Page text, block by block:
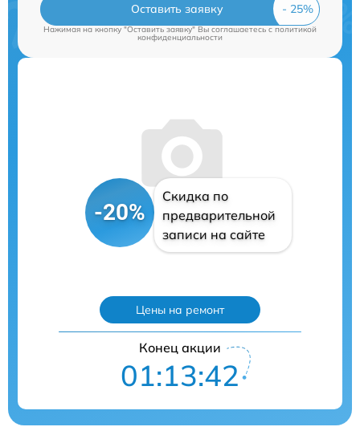
Оставить заявку
Нажимая на кнопку "Оставить заявку" Вы соглашаетесь cполитикой
конфиденциальности
-20%
Скидка по
предварительной
записи на сайте
Цены на ремонт
Конец акции
01:13:41